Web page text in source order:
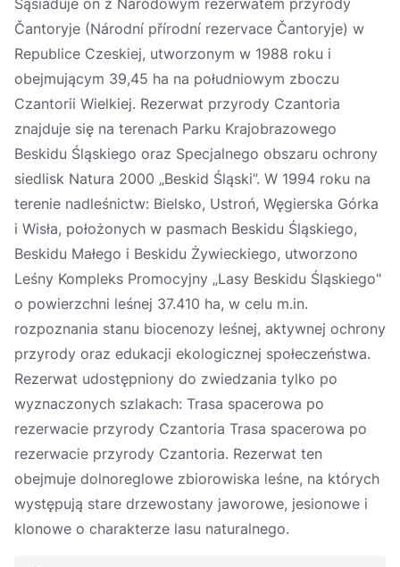
Sąsiaduje on z Narodowym rezerwatem przyrody
Čantoryje (Národní přírodní rezervace Čantoryje) w
Republice Czeskiej, utworzonym w 1988 roku i
obejmującym 39,45 ha na południowym zboczu
Czantorii Wielkiej. Rezerwat przyrody Czantoria
znajduje się na terenach Parku Krajobrazowego
Beskidu Śląskiego oraz Specjalnego obszaru ochrony
siedlisk Natura 2000 „Beskid Śląski”. W 1994 roku na
terenie nadleśnictw: Bielsko, Ustroń, Węgierska Górka
i Wisła, położonych w pasmach Beskidu Śląskiego,
Beskidu Małego i Beskidu Żywieckiego, utworzono
Leśny Kompleks Promocyjny „Lasy Beskidu Śląskiego"
o powierzchni leśnej 37.410 ha, w celu m.in.
rozpoznania stanu biocenozy leśnej, aktywnej ochrony
przyrody oraz edukacji ekologicznej społeczeństwa.
Rezerwat udostępniony do zwiedzania tylko po
wyznaczonych szlakach: Trasa spacerowa po
rezerwacie przyrody Czantoria Trasa spacerowa po
rezerwacie przyrody Czantoria. Rezerwat ten
obejmuje dolnoreglowe zbiorowiska leśne, na których
występują stare drzewostany jaworowe, jesionowe i
klonowe o charakterze lasu naturalnego.